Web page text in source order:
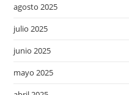
agosto 2025
julio 2025
junio 2025
mayo 2025